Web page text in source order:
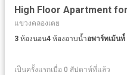
High Floor Apartment
แขวงคลองเตย
3 ห้องนอน4 ห้องอาบน้ำอพาร์ทเม้นท์์
เป็นครั้งแรกเมื่อ 0 สัปดาห์ที่แล้ว